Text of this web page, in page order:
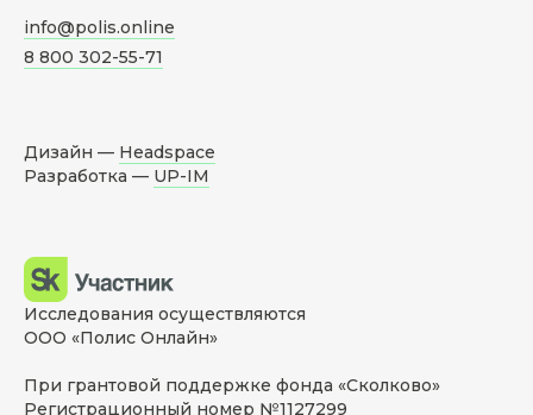
info@polis.online
8 800 302-55-71
Дизайн — Headspace
Разработка — UP-IM
Исследования осуществляются
ООО «Полис Онлайн»
При грантовой поддержке фонда «Сколково»
Регистрационный номер №1127299